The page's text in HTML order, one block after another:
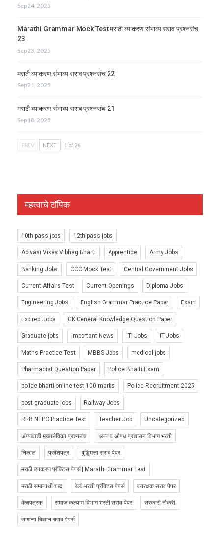
Sep 24, 2025
Marathi Grammar Mock Test मराठी व्याकरण संभाव्य सराव प्रश्नसंच
23
Sep 23, 2025
मराठी व्याकरण संभाव्य सराव प्रश्नसंच 22
Sep 21, 2025
मराठी व्याकरण संभाव्य सराव प्रश्नसंच 21
Sep 18, 2025
PREV NEXT 1 of 26
महत्वाचे टॉपिक
10th pass jobs 12th pass jobs
Adivasi Vikas Vibhag Bharti Apprentice Army Jobs
Banking Jobs CCC Mock Test Central Government Jobs
Current Affairs Test Current Openings Diploma Jobs
Engineering Jobs English Grammar Practice Paper Exam
Expired Jobs GK General Knowledge Question Paper
Graduate jobs Important News ITI Jobs IT Jobs
Maths Practice Test MBBS Jobs medical jobs
Pharmacist Question Paper Police Bharti Exam
police bharti online test 100 marks Police Recruitment 2025
post graduate jobs Railway Jobs
RRB NTPC Practice Test Teacher Job Uncategorized
अंगणवाडी मुख्यसेविका प्रश्नसंच अन्न व औषध प्रशासन विभाग भरती
निकाल प्रवेशपत्र बुद्धिमत्ता सराव पेपर
मराठी व्याकरण प्रॅक्टिस पेपर्स | Marathi Grammar Test
मराठी समानार्थी शब्द रेल्वे भरती प्रॅक्टिस पेपर्स वनरक्षक सराव पेपर
वेळापत्रक समाज कल्याण विभाग भरती सराव पेपर सरकारी नौकरी
सामान्य विज्ञान सराव पेपर्स